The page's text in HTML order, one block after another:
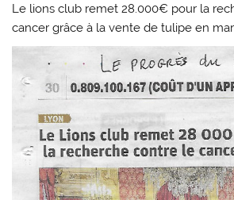
Le lions club remet 28.000€ pour la
cancer grâce à la vente de tulipe en